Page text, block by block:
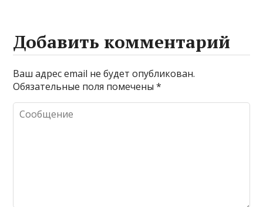
Добавить комментарий
Ваш адрес email не будет опубликован.
Обязательные поля помечены*